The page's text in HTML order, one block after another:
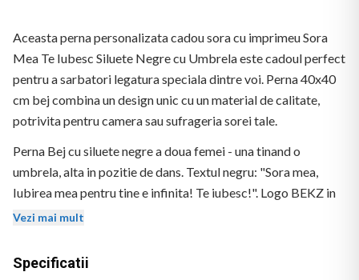
Aceasta perna personalizata cadou sora cu imprimeu Sora
Mea Te Iubesc Siluete Negre cu Umbrela este cadoul perfect
pentru a sarbatori legatura speciala dintre voi. Perna 40x40
cm bej combina un design unic cu un material de calitate,
potrivita pentru camera sau sufrageria sorei tale.
Perna Bej cu siluete negre a doua femei - una tinand o
umbrela, alta in pozitie de dans. Textul negru: "Sora mea,
Iubirea mea pentru tine e infinita! Te iubesc!". Logo BEKZ in
coltul stanga-jos.
Vezi mai mult
Specificatii